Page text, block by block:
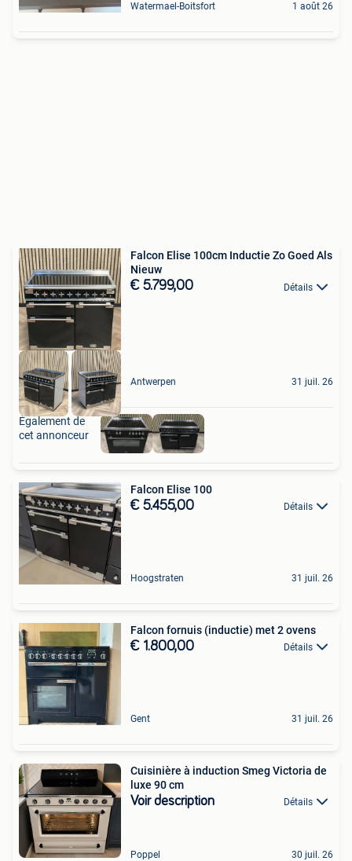
Watermael-Boitsfort 1 août 26
Falcon Elise 100cm Inductie Zo Goed Als
Nieuw
€ 5.799,00 Détails
Antwerpen 31 juil. 26
Également de
cet annonceur
Falcon Elise 100
€ 5.455,00 Détails
Hoogstraten 31 juil. 26
Falcon fornuis (inductie) met 2 ovens
€ 1.800,00 Détails
Gent 31 juil. 26
Cuisinière à induction Smeg Victoria de
luxe 90 cm
Voir description Détails
Poppel 30 juil. 26